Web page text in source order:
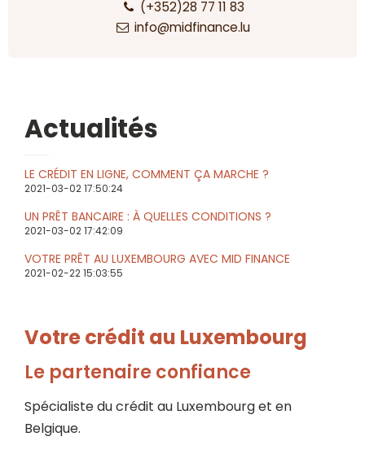
(+352)28 77 11 83
info@midfinance.lu
Actualités
LE CRÉDIT EN LIGNE, COMMENT ÇA MARCHE ?
2021-03-02 17:50:24
UN PRÊT BANCAIRE : À QUELLES CONDITIONS ?
2021-03-02 17:42:09
VOTRE PRÊT AU LUXEMBOURG AVEC MID FINANCE
2021-02-22 15:03:55
Votre crédit au Luxembourg
Le partenaire confiance
Spécialiste du crédit au Luxembourg et en
Belgique.